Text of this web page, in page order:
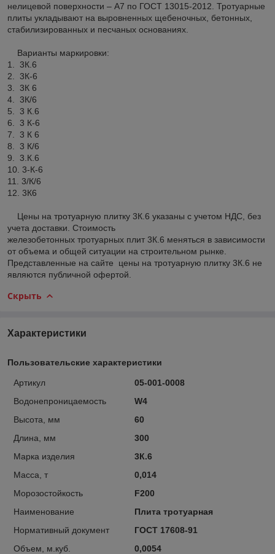
нелицевой поверхности – А7 по ГОСТ 13015-2012. Тротуарные
плиты укладывают на выровненных щебеночных, бетонных,
стабилизированных и песчаных основаниях.
Варианты маркировки:
1. 3К.6
2. 3К-6
3. 3К 6
4. 3К/6
5. 3 К.6
6. 3 К-6
7. 3 К 6
8. 3 К/6
9. 3.К.6
10. 3-К-6
11. 3/К/6
12. 3К6
Цены на тротуарную плитку 3К.6 указаны с учетом НДС, без
учета доставки. Стоимость
железобетонных тротуарных плит 3К.6 меняться в зависимости
от объема и общей ситуации на строительном рынке.
Представленные на сайте цены на тротуарную плитку 3К.6 не
являются публичной офертой.
Скрыть
Характеристики
Пользовательские характеристики
Артикул
05-001-0008
Водонепроницаемость
W4
Высота, мм
60
Длина, мм
300
Марка изделия
3К.6
Масса, т
0,014
Морозостойкость
F200
Наименование
Плита тротуарная
Нормативный документ
ГОСТ 17608-91
Объем, м.куб.
0,0054